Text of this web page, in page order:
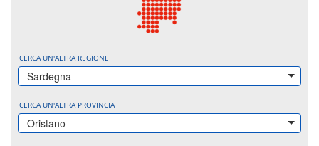
CERCA UN'ALTRA REGIONE
Sardegna
CERCA UN'ALTRA PROVINCIA
Oristano